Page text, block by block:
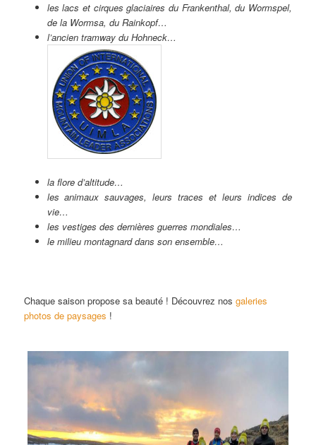
les lacs et cirques glaciaires du Frankenthal, du Wormspel,
de la Wormsa, du Rainkopf…
l’ancien tramway du Hohneck…
la flore d’altitude…
les animaux sauvages, leurs traces et leurs indices de
vie…
les vestiges des dernières guerres mondiales…
le milieu montagnard dans son ensemble…
Chaque saison propose sa beauté ! Découvrez nosgaleries
photos de paysages !